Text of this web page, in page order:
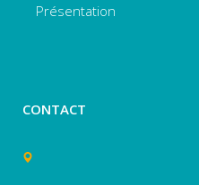
Présentation
CONTACT